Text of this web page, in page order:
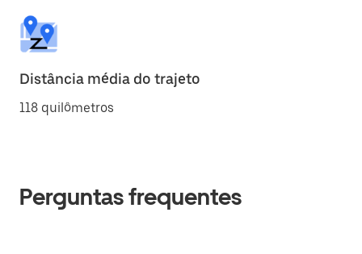
Distância média do trajeto
118 quilômetros
Perguntas frequentes